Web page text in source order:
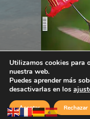
Utilizamos cookies para
nuestra web.
Puedes aprender más
desactivarlas en los
Aceptar Rechazar